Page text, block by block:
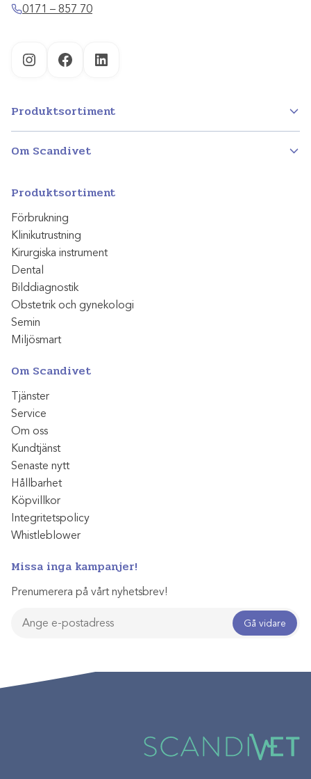
0171 – 857 70
InstagramFacebookLinkedIn
Produktsortiment
Om Scandivet
Produktsortiment
Förbrukning
Klinikutrustning
Kirurgiska instrument
Dental
Bilddiagnostik
Obstetrik och gynekologi
Semin
Miljösmart
Om Scandivet
Tjänster
Service
Om oss
Kundtjänst
Senaste nytt
Hållbarhet
Köpvillkor
Integritetspolicy
Whistleblower
Missa inga kampanjer!
Prenumerera på vårt nyhetsbrev!
Gå vidare